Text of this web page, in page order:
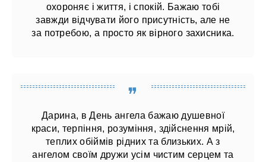
охороняє і життя, і спокій. Бажаю тобі
завжди відчувати його присутність, але не
за потребою, а просто як вірного захисника.
Дарина, в День ангела бажаю душевної
краси, терпіння, розуміння, здійснення мрій,
теплих обіймів рідних та близьких. А з
ангелом своїм дружи усім чистим серцем та